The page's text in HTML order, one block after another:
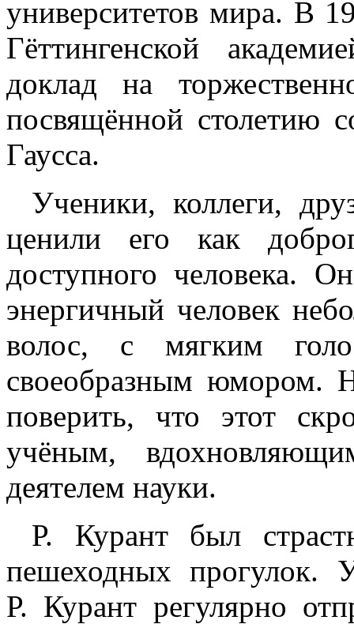
университетов мира. В
Гёттингенской
доклад на
посвящённой столетию
Гаусса.
Ученики, коллеги,
ценили его как
доступного человека.
энергичный человек
волос, с мягким
своеобразным юмором.
поверить, что этот
учёным,
деятелем науки.
Р. Курант был
пешеходных прогулок.
Р. Курант регулярно